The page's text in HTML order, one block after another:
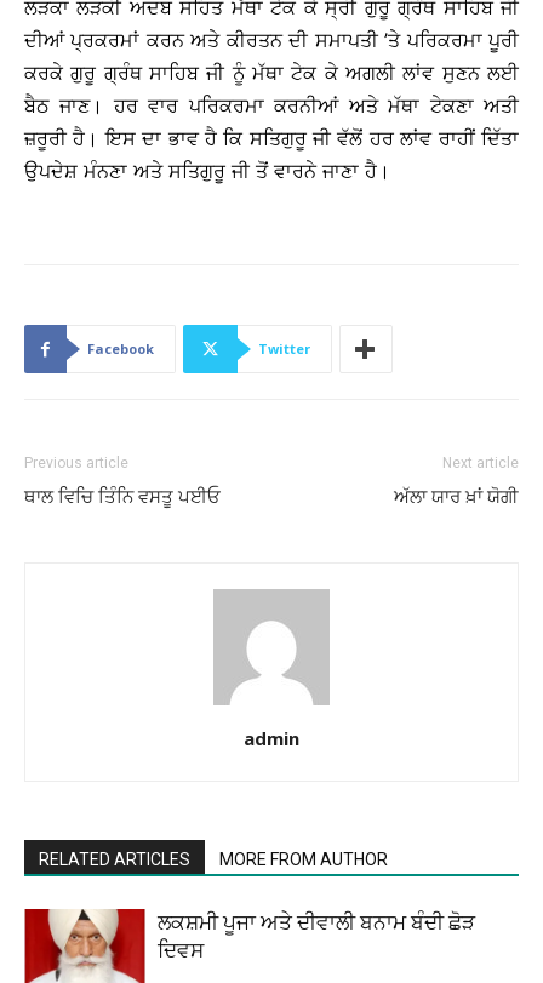
ਲੜਕਾ ਲੜਕੀ ਅਦਬ ਸਹਿਤ ਮੱਥਾ ਟੇਕ ਕੇ ਸ੍ਰੀ ਗੁਰੂ ਗ੍ਰੰਥ ਸਾਹਿਬ ਜੀ
ਦੀਆਂ ਪ੍ਰਕਰਮਾਂ ਕਰਨ ਅਤੇ ਕੀਰਤਨ ਦੀ ਸਮਾਪਤੀ ’ਤੇ ਪਰਿਕਰਮਾ ਪੂਰੀ
ਕਰਕੇ ਗੁਰੂ ਗ੍ਰੰਥ ਸਾਹਿਬ ਜੀ ਨੂੰ ਮੱਥਾ ਟੇਕ ਕੇ ਅਗਲੀ ਲਾਂਵ ਸੁਣਨ ਲਈ
ਬੈਠ ਜਾਣ। ਹਰ ਵਾਰ ਪਰਿਕਰਮਾ ਕਰਨੀਆਂ ਅਤੇ ਮੱਥਾ ਟੇਕਣਾ ਅਤੀ
ਜ਼ਰੂਰੀ ਹੈ। ਇਸ ਦਾ ਭਾਵ ਹੈ ਕਿ ਸਤਿਗੁਰੂ ਜੀ ਵੱਲੋਂ ਹਰ ਲਾਂਵ ਰਾਹੀਂ ਦਿੱਤਾ
ਉਪਦੇਸ਼ ਮੰਨਣਾ ਅਤੇ ਸਤਿਗੁਰੂ ਜੀ ਤੋਂ ਵਾਰਨੇ ਜਾਣਾ ਹੈ।
Facebook Twitter
Previous article
ਥਾਲ ਵਿਚਿ ਤਿੰਨਿ ਵਸਤੂ ਪਈਓ
Next article
ਅੱਲਾ ਯਾਰ ਖ਼ਾਂ ਯੋਗੀ
admin
RELATED ARTICLES MORE FROM AUTHOR
ਲਕਸ਼ਮੀ ਪੂਜਾ ਅਤੇ ਦੀਵਾਲੀ ਬਨਾਮ ਬੰਦੀ ਛੋੜ
ਦਿਵਸ